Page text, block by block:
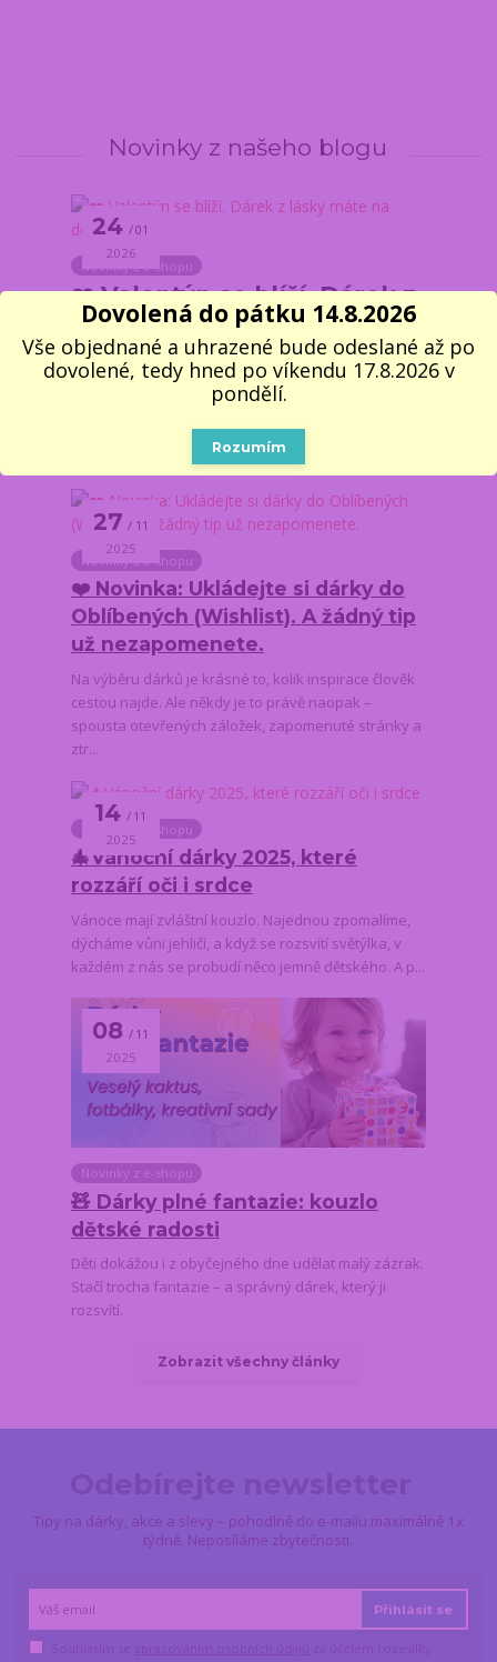
Novinky z našeho blogu
24 01
2026
Novinky z e-shopu
❤️ Valentýn se blíží. Dárek z
lásky máte na dosah
Valentýn je ideální příležitost říct „mám tě
rád“ beze slov. Nemusí jít o velká gesta.
Stačí dárek, který dává smysl a udělá radost.
27 11
2025
Novinky z e-shopu
❤️ Novinka: Ukládejte si dárky do
Oblíbených (Wishlist). A žádný tip
už nezapomenete.
Na výběru dárků je krásné to, kolik inspirace člověk
cestou najde. Ale někdy je to právě naopak –
spousta otevřených záložek, zapomenuté stránky a
ztr...
14 11
2025
Novinky z e-shopu
🎄Vánoční dárky 2025, které
rozzáří oči i srdce
Vánoce mají zvláštní kouzlo. Najednou zpomalíme,
dýcháme vůni jehličí, a když se rozsvítí světýlka, v
každém z nás se probudí něco jemně dětského. A p...
08 11
2025
Novinky z e-shopu
🧸 Dárky plné fantazie: kouzlo
dětské radosti
Děti dokážou i z obyčejného dne udělat malý zázrak.
Stačí trocha fantazie – a správný dárek, který ji
rozsvítí.
Zobrazit všechny články
Tipy na dárky, akce a slevy – pohodlně do e-mailu maximálně 1x
týdně. Neposíláme zbytečnosti.
Přihlásit se
Dovolená do pátku 14.8.2026
Vše objednané a uhrazené bude odeslané až po
dovolené, tedy hned po víkendu 17.8.2026 v
pondělí.
Rozumím